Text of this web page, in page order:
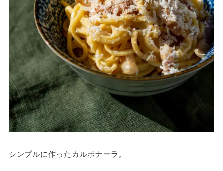
シンプルに作ったカルボナーラ。